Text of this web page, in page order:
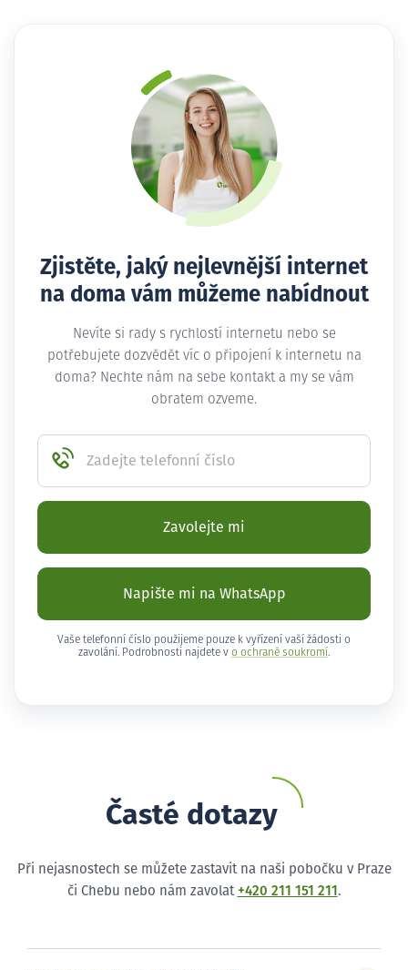
Zjistěte, jaký nejlevnější internet
na doma vám můžeme nabídnout
Nevíte si rady s rychlostí internetu nebo se
potřebujete dozvědět víc o připojení k internetu na
doma? Nechte nám na sebe kontakt a my se vám
obratem ozveme.
Zadejte telefonní číslo
Zavolejte mi
Napište mi na WhatsApp
Vaše telefonní číslo použijeme pouze k vyřízení vaší žádosti o
zavolání. Podrobnosti najdete v o ochraně soukromí .
Časté dotazy
Při nejasnostech se můžete zastavit na naši pobočku v Praze
či Chebu nebo nám zavolat +420 211 151 211 .